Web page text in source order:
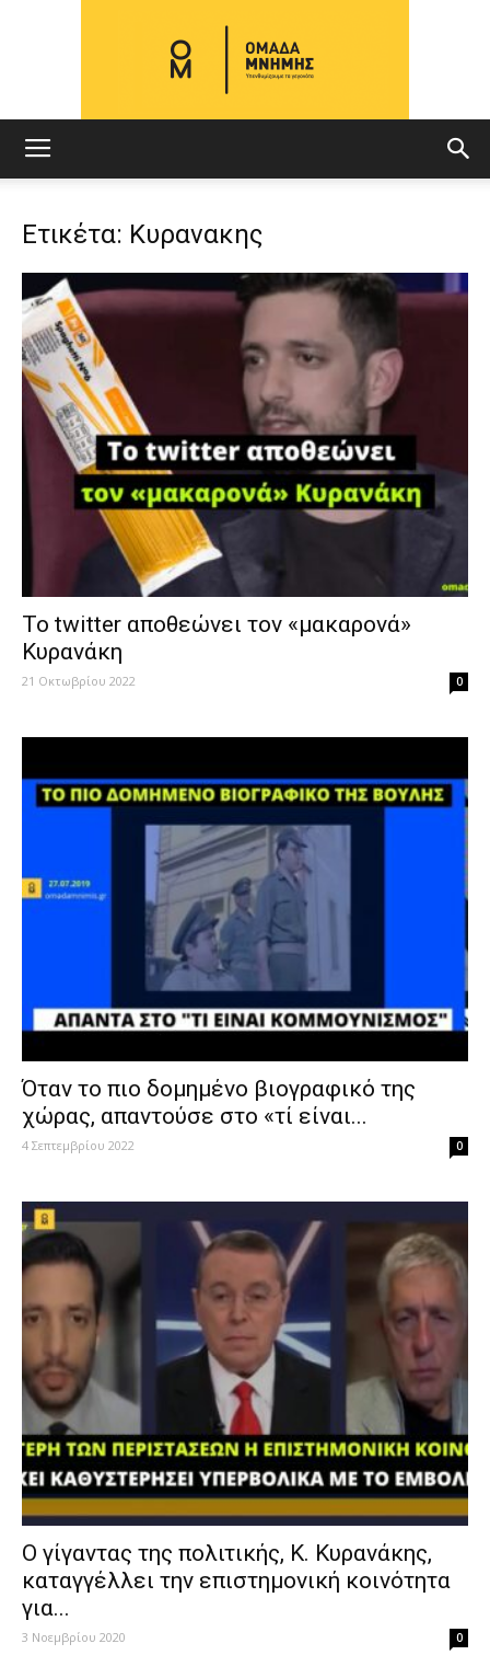
Ετικέτα: Κυρανακης
To twitter αποθεώνει τον «μακαρονά»
Κυρανάκη
21 Οκτωβρίου 2022 0
Όταν το πιο δομημένο βιογραφικό της
χώρας, απαντούσε στο «τί είναι...
4 Σεπτεμβρίου 2022 0
Ο γίγαντας της πολιτικής, Κ. Κυρανάκης,
καταγγέλλει την επιστημονική κοινότητα
για...
3 Νοεμβρίου 2020 0